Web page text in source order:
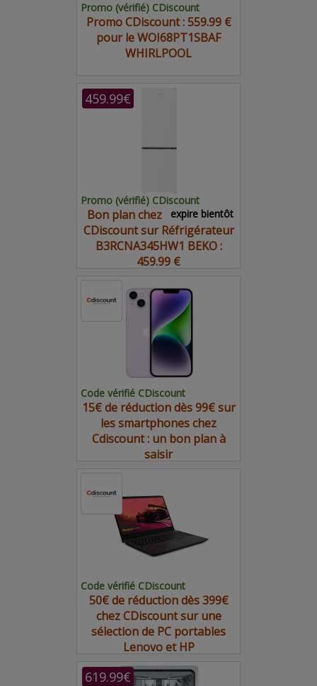
Promo (vérifié) CDiscount
Promo CDiscount : 559.99 €
pour le WOI68PT1SBAF
WHIRLPOOL
459.99€
Promo (vérifié) CDiscount
expire bientôt
Bon plan chez
CDiscount sur Réfrigérateur
B3RCNA345HW1 BEKO :
459.99 €
Code vérifié CDiscount
15€ de réduction dès 99€ sur
les smartphones chez
Cdiscount : un bon plan à
saisir
Code vérifié CDiscount
50€ de réduction dès 399€
chez CDiscount sur une
sélection de PC portables
Lenovo et HP
619.99€